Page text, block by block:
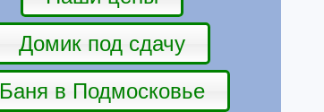
Домик под сдачу
Баня в Подмосковье